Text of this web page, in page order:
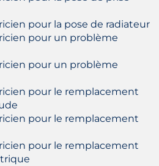
pour la pose de radiateur
pour un problème
pour un problème
pour le remplacement
pour le remplacement
pour le remplacement